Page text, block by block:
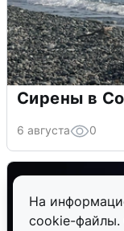
На
cookie-файлы.
Сирены в
6 августа 0